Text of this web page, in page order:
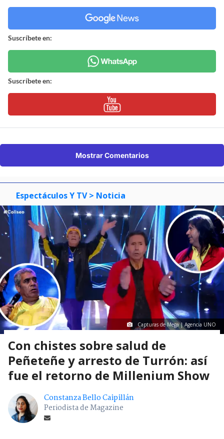
Suscríbete en:
Suscríbete en:
Mostrar Comentarios
Espectáculos Y TV > Noticia
Capturas de Mega | Agencia UNO
Con chistes sobre salud de
Peñeteñe y arresto de Turrón: así
fue el retorno de Millenium Show
Constanza Bello Caipillán
Periodista de Magazine